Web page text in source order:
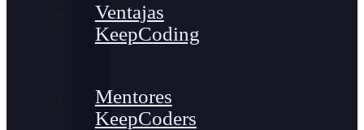
Ventajas
KeepCoding
Mentores
KeepCoders